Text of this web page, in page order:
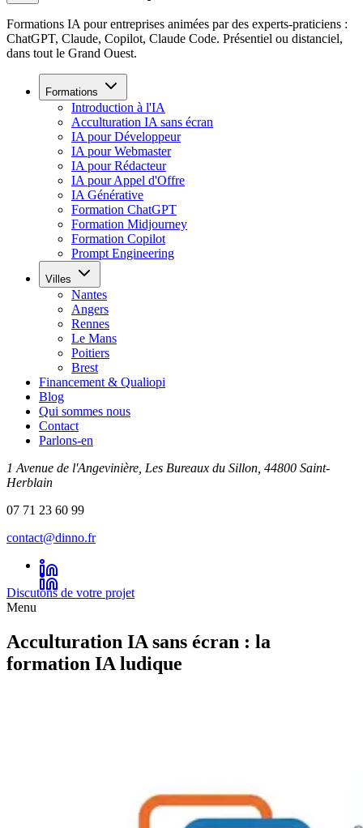
Formations IA pour entreprises animées par des experts-praticiens :
ChatGPT, Claude, Copilot, Claude Code. Présentiel ou distanciel,
dans tout le Grand Ouest.
Formations
Introduction à l'IA
Acculturation IA sans écran
IA pour Développeur
IA pour Webmaster
IA pour Rédacteur
IA pour Appel d'Offre
IA Générative
Formation ChatGPT
Formation Midjourney
Formation Copilot
Prompt Engineering
Villes
Nantes
Angers
Rennes
Le Mans
Poitiers
Brest
Financement & Qualiopi
Blog
Qui sommes nous
Contact
Parlons-en
1 Avenue de l'Angevinière, Les Bureaux du Sillon, 44800 Saint-
Herblain
07 71 23 60 99
contact@dinno.fr
Discutons de votre projet
Menu
Acculturation IA sans écran : la
formation IA ludique